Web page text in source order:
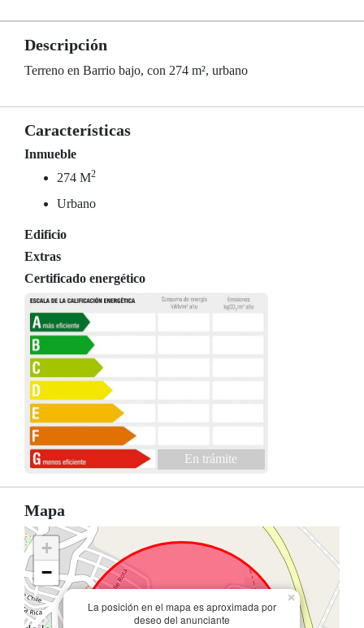
Descripción
Terreno en Barrio bajo, con 274 m², urbano
Características
Inmueble
274 M2
Urbano
Edificio
Extras
Certificado energético
En trámite
Mapa
La posición en el mapa es aproximada por
deseo del anunciante
×
+
−